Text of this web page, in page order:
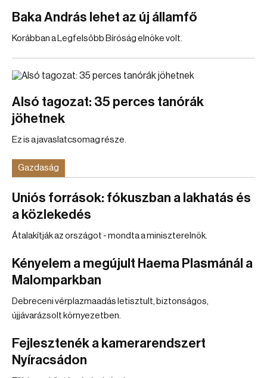
Baka András lehet az új államfő
Korábban a Legfelsőbb Bíróság elnöke volt.
Alsó tagozat: 35 perces tanórák
jöhetnek
Ez is a javaslatcsomag része.
Gazdaság
Uniós források: fókuszban a lakhatás és
a közlekedés
Átalakítják az országot - mondta a miniszterelnök.
Kényelem a megújult Haema Plasmánál a
Malomparkban
Debreceni vérplazmaadás letisztult, biztonságos,
újjávarázsolt környezetben.
Fejlesztenék a kamerarendszert
Nyíracsádon